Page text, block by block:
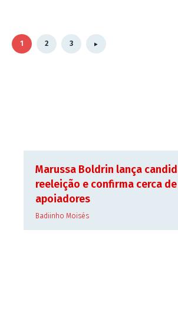
1 2 3
Marussa Boldrin lança
reeleição e confirma cerca
apoiadores
Badiinho Moisés